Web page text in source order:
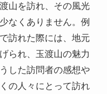
山を訪れ、その風光
なくありません。例
訪れた際には、地元
られ、玉渡山の魅力
した訪問者の感想や
の人々にとって訪れ